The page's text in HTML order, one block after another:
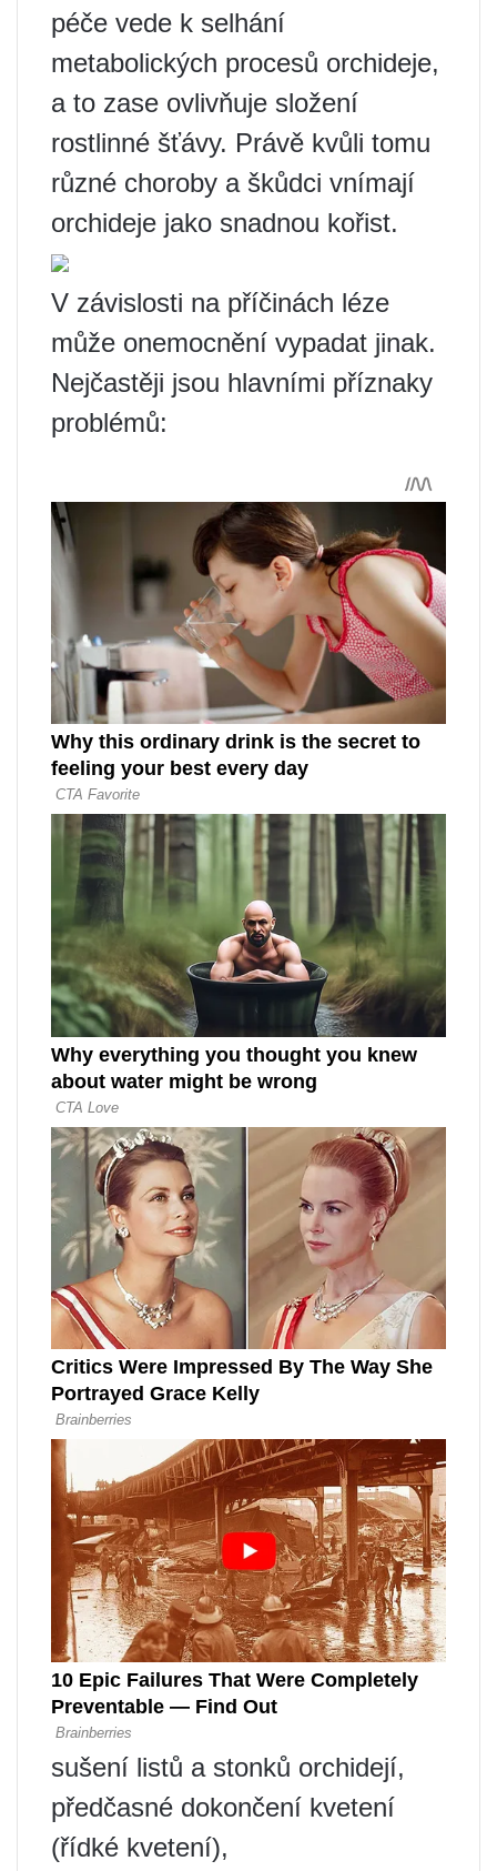
péče vede k selhání
metabolických procesů orchideje,
a to zase ovlivňuje složení
rostlinné šťávy. Právě kvůli tomu
různé choroby a škůdci vnímají
orchideje jako snadnou kořist.
V závislosti na příčinách léze
může onemocnění vypadat jinak.
Nejčastěji jsou hlavními příznaky
problémů:
sušení listů a stonků orchidejí,
předčasné dokončení kvetení
(řídké kvetení),